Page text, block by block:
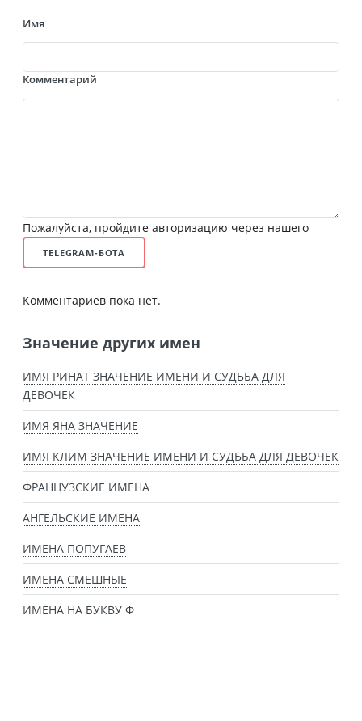
Имя
Комментарий
Пожалуйста, пройдите авторизацию через нашего
TELEGRAM-БОТА
Комментариев пока нет.
Значение других имен
ИМЯ РИНАТ ЗНАЧЕНИЕ ИМЕНИ И СУДЬБА ДЛЯ
ДЕВОЧЕК
ИМЯ ЯНА ЗНАЧЕНИЕ
ИМЯ КЛИМ ЗНАЧЕНИЕ ИМЕНИ И СУДЬБА ДЛЯ ДЕВОЧЕК
ФРАНЦУЗСКИЕ ИМЕНА
АНГЕЛЬСКИЕ ИМЕНА
ИМЕНА ПОПУГАЕВ
ИМЕНА СМЕШНЫЕ
ИМЕНА НА БУКВУ Ф